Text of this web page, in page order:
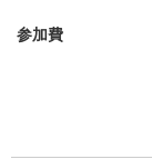
参加費